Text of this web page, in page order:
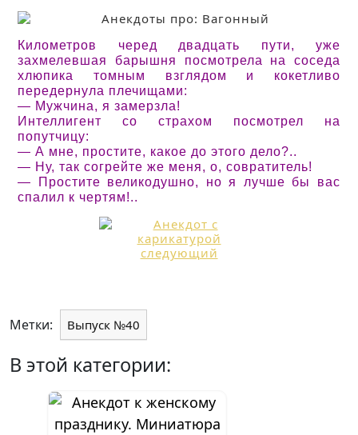
Километров черед двадцать пути, уже
захмелевшая барышня посмотрела на соседа
хлюпика томным взглядом и кокетливо
передернула плечищами:
— Мужчина, я замерзла!
Интеллигент со страхом посмотрел на
попутчицу:
— А мне, простите, какое до этого дело?..
— Ну, так согрейте же меня, о, совратитель!
— Простите великодушно, но я лучше бы вас
спалил к чертям!..
Метки: Выпуск №40
В этой категории: